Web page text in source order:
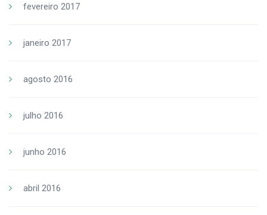
fevereiro 2017
janeiro 2017
agosto 2016
julho 2016
junho 2016
abril 2016